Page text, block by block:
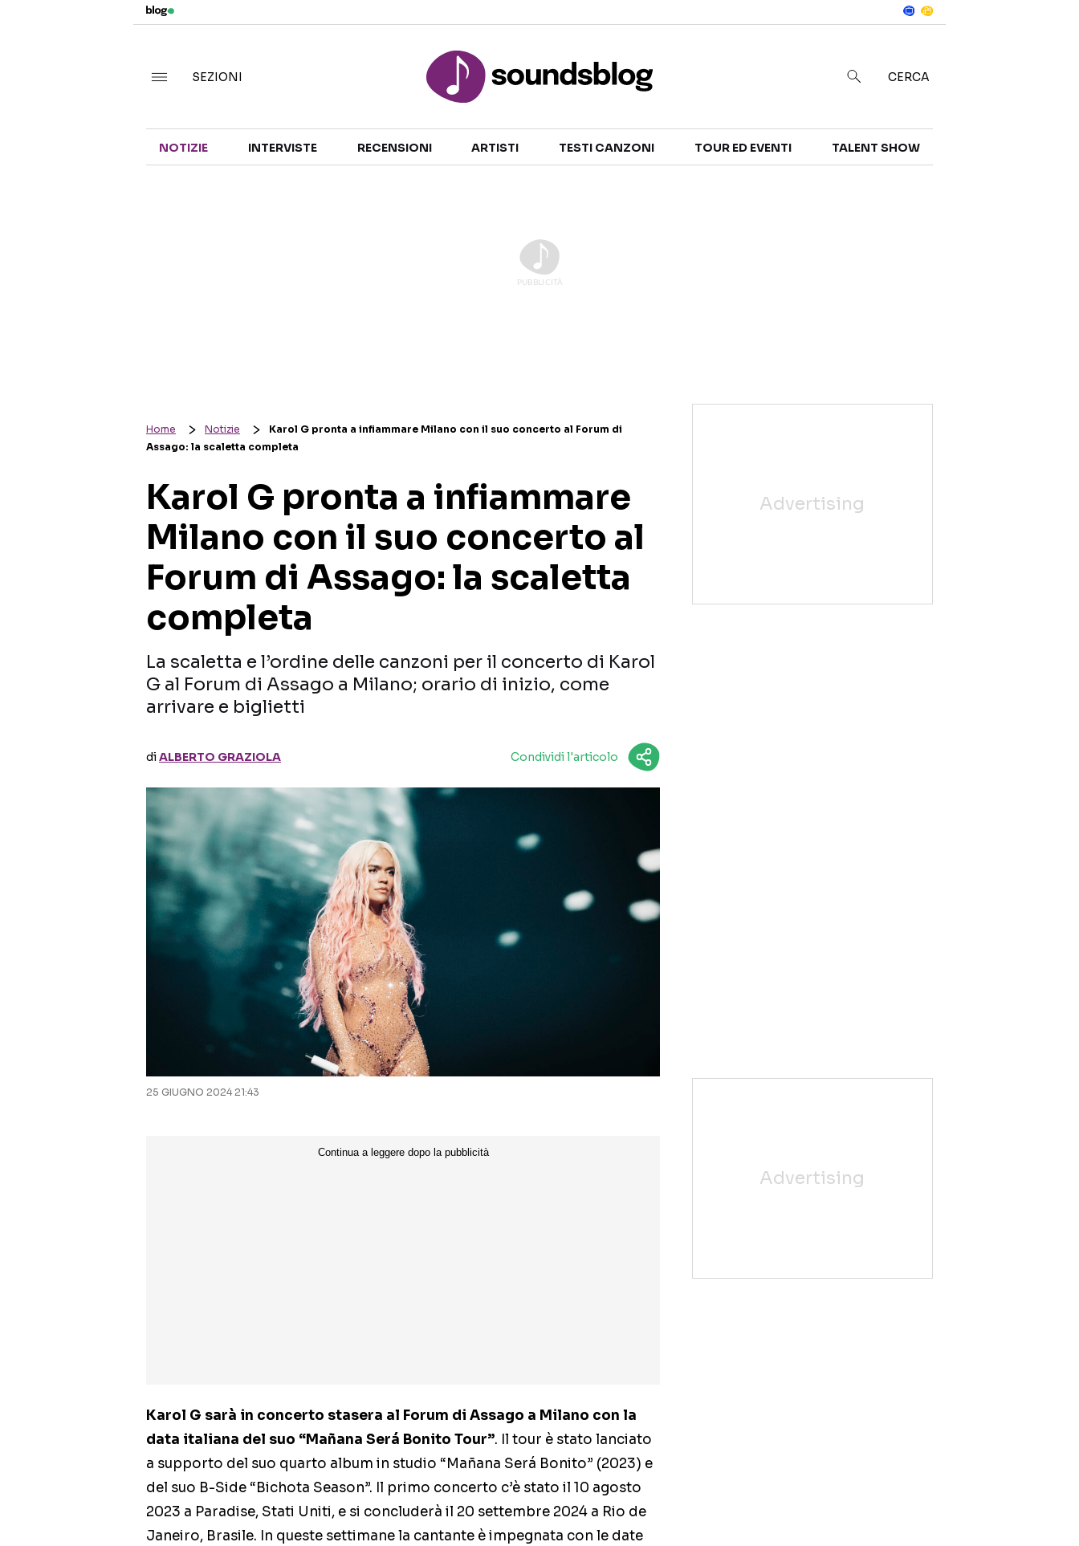
TALENT SHOW
SEZIONI CERCA
NOTIZIE INTERVISTE RECENSIONI ARTISTI TESTI CANZONI TOUR ED EVENTI TALENT SHOW
Home Notizie
Karol G pronta a infiammare Milano con il suo concerto al Forum di
Assago: la scaletta completa
Karol G pronta a infiammare
Milano con il suo concerto al
Forum di Assago: la scaletta
completa
La scaletta e l’ordine delle canzoni per il concerto di Karol
G al Forum di Assago a Milano; orario di inizio, come
arrivare e biglietti
diALBERTO GRAZIOLA Condividi l'articolo
25 GIUGNO 2024 21:43
Karol G sarà in concerto stasera al Forum di Assago a Milano con la
data italiana del suo “Mañana Será Bonito Tour”. Il tour è stato lanciato
a supporto del suo quarto album in studio “Mañana Será Bonito” (2023) e
del suo B-Side “Bichota Season”. Il primo concerto c’è stato il 10 agosto
2023 a Paradise, Stati Uniti, e si concluderà il 20 settembre 2024 a Rio de
Janeiro, Brasile. In queste settimane la cantante è impegnata con le date